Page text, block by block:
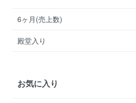
6ヶ月(売上数)
殿堂入り
お気に入り